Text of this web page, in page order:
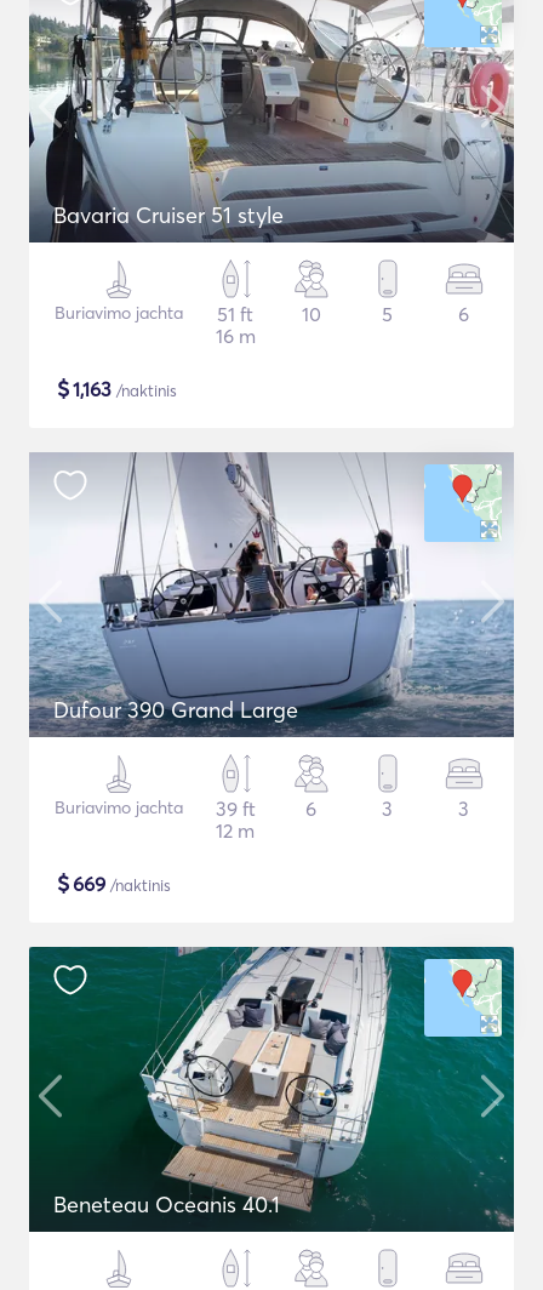
Bavaria Cruiser 51 style
Buriavimo jachta
51 ft
16 m
10 5 6
$1,163 /naktinis
Dufour 390 Grand Large
Buriavimo jachta
39 ft
12 m
6 3 3
$669 /naktinis
Beneteau Oceanis 40.1